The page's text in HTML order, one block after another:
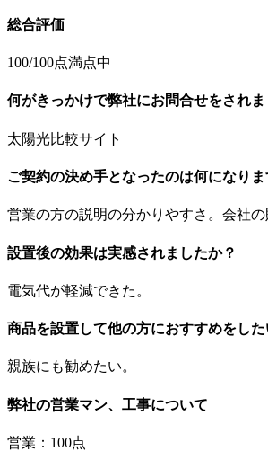
総合評価
100/100点満点中
何がきっかけで弊社にお問合せをされま
太陽光比較サイト
ご契約の決め手となったのは何になりま
営業の方の説明の分かりやすさ。会社の
設置後の効果は実感されましたか？
電気代が軽減できた。
商品を設置して他の方におすすめをし
親族にも勧めたい。
弊社の営業マン、工事について
営業：100点